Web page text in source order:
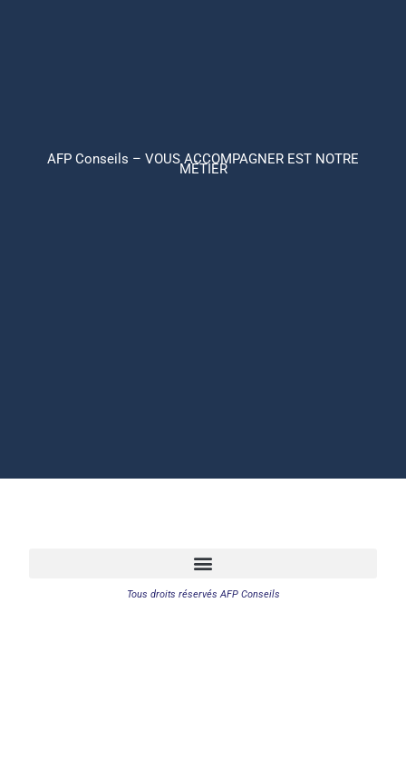
AFP Conseils – VOUS ACCOMPAGNER EST NOTRE
MÉTIER
Tous droits réservés AFP Conseils